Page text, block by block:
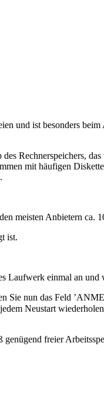
und ist besonders
Rechnerspeichers,
mit häufigen
meisten Anbietern ca.
ist.
Laufwerk einmal an
nun das Feld
Neustart
freier